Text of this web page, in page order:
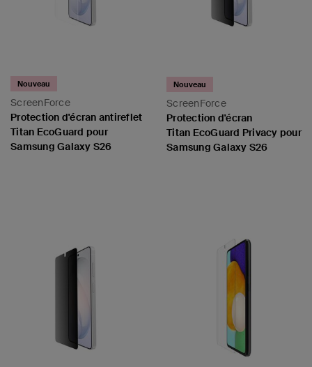
ScreenForce
Nouveau
Protection d'écran antireflet
Titan EcoGuard pour
Samsung Galaxy S26
ScreenForce
Nouveau
Protection d'écran
Titan EcoGuard Privacy pour
Samsung Galaxy S26